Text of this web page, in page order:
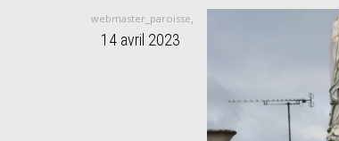
webmaster_paroisse,
14 avril 2023